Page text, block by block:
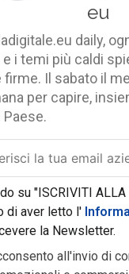
eu
daily,
i temi più caldi
firme. Il sabato il
per capire,
Paese.
su "ISCRIVITI ALLA
di aver letto l'
la Newsletter.
all'invio di